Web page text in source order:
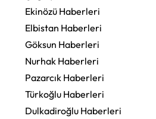
Ekinözü Haberleri
Elbistan Haberleri
Göksun Haberleri
Nurhak Haberleri
Pazarcık Haberleri
Türkoğlu Haberleri
Dulkadiroğlu Haberleri